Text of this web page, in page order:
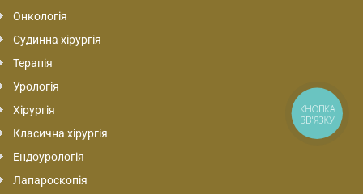
Онкологія
Судинна хірургія
Терапія
Урологія
Хірургія
Класична хірургія
Ендоурологія
Лапароскопія
КНОПКА
ЗВ'ЯЗКУ